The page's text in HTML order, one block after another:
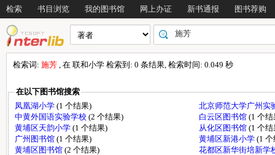
检索 书目浏览 我的图书馆 网上办证 新书通报 图书荐购
检索词: 施芳 , 在 联和小学 检索到: 0 条结果, 检索时间: 0.049 秒
在以下图书馆搜索
凤凰湖小学 (1 个结果)
北京师范大学广州实
中黄外国语实验学校 (2 个结果) 白云区图书馆 (1 个结
黄埔区天韵小学 (1 个结果) 从化区图书馆 (1 个结
广州图书馆 (1 个结果) 黄埔区新港小学 (1
黄埔区图书馆 (2 个结果)
花都区新华街培新学